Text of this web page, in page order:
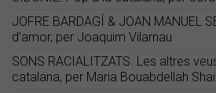
JOFRE BARDAGÍ & JOAN MANUEL
d’amor, per Joaquim Vilarnau
SONS RACIALITZATS. Les altres
catalana, per Maria Bouabdellah